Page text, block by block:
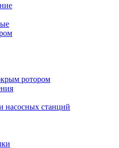
ротором
насосных станций